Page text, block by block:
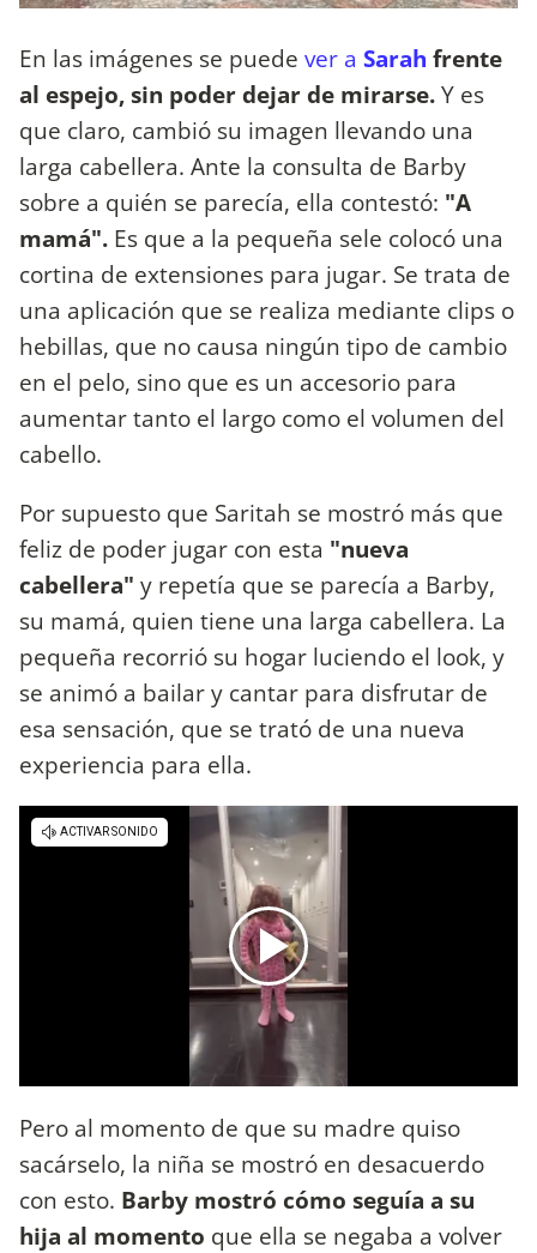
En las imágenes se puede ver a Sarah frente
al espejo, sin poder dejar de mirarse.Y es
que claro, cambió su imagen llevando una
larga cabellera. Ante la consulta de Barby
sobre a quién se parecía, ella contestó: "A
mamá". Es que a la pequeña sele colocó una
cortina de extensiones para jugar. Se trata de
una aplicación que se realiza mediante clips o
hebillas, que no causa ningún tipo de cambio
en el pelo, sino que es un accesorio para
aumentar tanto el largo como el volumen del
cabello.
Por supuesto que Saritah se mostró más que
feliz de poder jugar con esta "nueva
cabellera" y repetía que se parecía a Barby,
su mamá, quien tiene una larga cabellera. La
pequeña recorrió su hogar luciendo el look, y
se animó a bailar y cantar para disfrutar de
esa sensación, que se trató de una nueva
experiencia para ella.
Pero al momento de que su madre quiso
sacárselo, la niña se mostró en desacuerdo
con esto. Barby mostró cómo seguía a su
hija al momento que ella se negaba a volver